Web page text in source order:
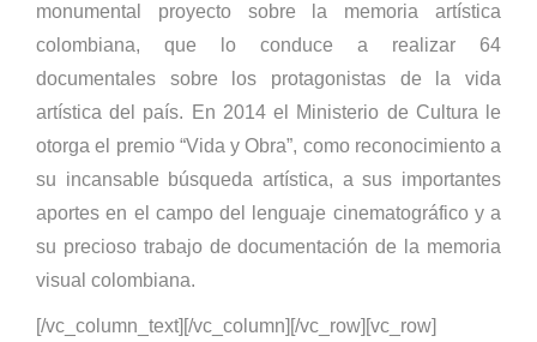
monumental proyecto sobre la memoria artística
colombiana, que lo conduce a realizar 64
documentales sobre los protagonistas de la vida
artística del país. En 2014 el Ministerio de Cultura le
otorga el premio “Vida y Obra”, como reconocimiento a
su incansable búsqueda artística, a sus importantes
aportes en el campo del lenguaje cinematográfico y a
su precioso trabajo de documentación de la memoria
visual colombiana.
[/vc_column_text][/vc_column][/vc_row][vc_row]